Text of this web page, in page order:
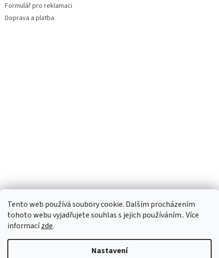
Tento web používá soubory cookie. Dalším procházením
tohoto webu vyjadřujete souhlas s jejich používáním.. Více
informacízde.
Nastavení
Formulář pro reklamaci
Doprava a platba
Facebook